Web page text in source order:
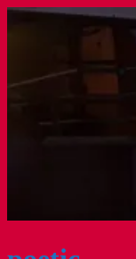
Sari